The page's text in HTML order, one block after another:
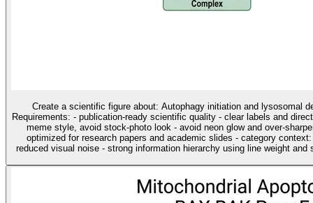
Create a scientific figure about: Autophagy initiation and lysosomal
Requirements: - publication-ready scientific quality - clear labels and
meme style, avoid stock-photo look - avoid neon glow and over-
optimized for research papers and academic slides - category
reduced visual noise - strong information hierarchy using line weight